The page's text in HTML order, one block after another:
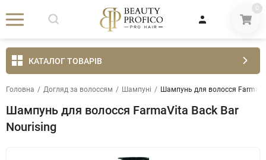
0
КАТАЛОГ ТОВАРІВ
Головна / Догляд за волоссям / Шампуні / Шампунь для волосся
Шампунь для волосся FarmaVita Back Bar
Nourising